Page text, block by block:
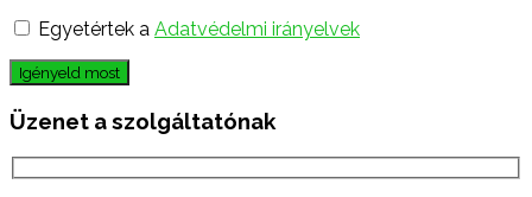
Egyetértek a Adatvédelmi irányelvek
Igényeld most
Üzenet a szolgáltatónak